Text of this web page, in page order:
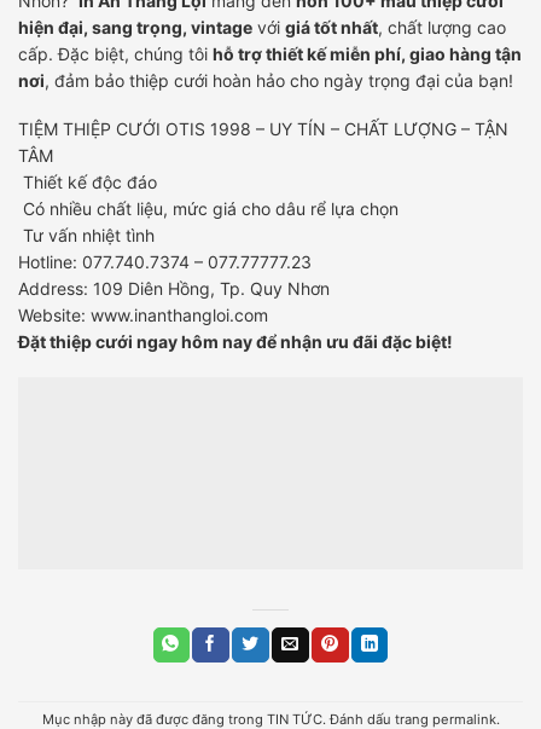
hiện đại, sang trọng, vintage với giá tốt nhất, chất lượng cao
cấp. Đặc biệt, chúng tôi hỗ trợ thiết kế miễn phí, giao hàng tận
nơi, đảm bảo thiệp cưới hoàn hảo cho ngày trọng đại của bạn!
TIỆM THIỆP CƯỚI OTIS 1998 – UY TÍN – CHẤT LƯỢNG – TẬN
TÂM
Thiết kế độc đáo
Có nhiều chất liệu, mức giá cho dâu rể lựa chọn
Tư vấn nhiệt tình
Hotline: 077.740.7374 – 077.77777.23
Address: 109 Diên Hồng, Tp. Quy Nhơn
Website: www.inanthangloi.com
Đặt thiệp cưới ngay hôm nay để nhận ưu đãi đặc biệt!
Mục nhập này đã được đăng trong TIN TỨC. Đánh dấu trang permalink.